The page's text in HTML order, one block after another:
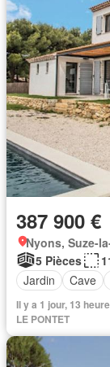
387 900 €
Nyons, Suze-
5 Pièces
Jardin
Cave
Il y a 1 jour, 13
LE PONTET